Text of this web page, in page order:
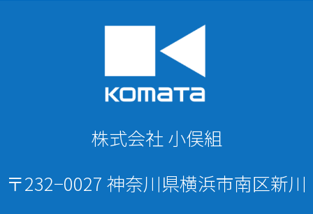
株式会社 小俣組
〒232−0027 神奈川県横浜市南区新川